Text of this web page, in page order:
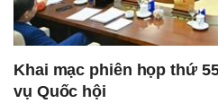
Khai mạc phiên họp thứ
vụ Quốc hội